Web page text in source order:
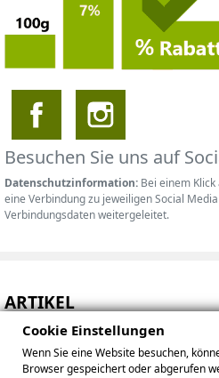
Besuchen Sie uns auf
Datenschutzinformation: Bei einem
eine Verbindung zu jeweiligen Social
Verbindungsdaten weitergeleitet.
ARTIKEL
HINWEISE
Cookie Einstellungen
Wenn Sie eine Website besuchen,
Browser gespeichert oder abgerufen